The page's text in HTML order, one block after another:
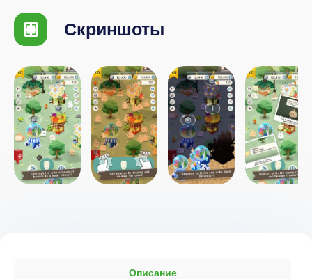
Скриншоты
Описание